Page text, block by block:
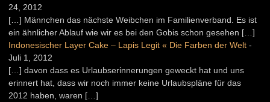
24, 2012
[…] Männchen das nächste Weibchen im Familienverband. Es ist
ein ähnlicher Ablauf wie wir es bei den Gobis schon gesehen […]
Indonesischer Layer Cake – Lapis Legit « Die Farben der Welt -
Juli 1, 2012
[…] davon dass es Urlaubserinnerungen geweckt hat und uns
erinnert hat, dass wir noch immer keine Urlaubspläne für das
2012 haben, waren […]